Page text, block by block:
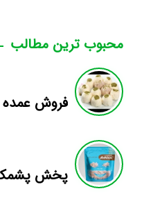
محبوب ترین مطالب
فروش عمده
پخش پشمک